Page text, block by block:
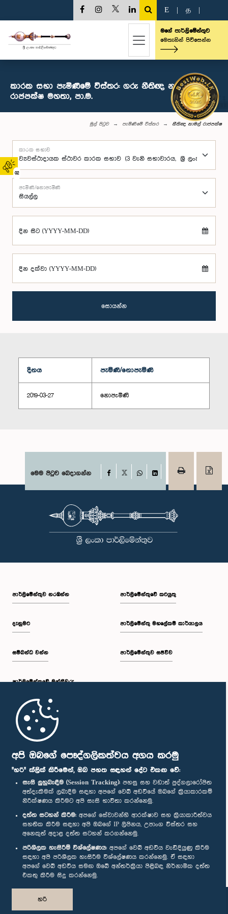
අපි ඔබගේ පෞද්ගලිකත්වය අගය කරමු
"හරි" ක්ලික් කිරීමෙන්, ඔබ පහත සඳහන් දේට එකඟ වේ:
සැසි ලුහුබැඳීම (Session Tracking): පහසු සහ වඩාත් පුද්ගලාරෝපිත
අත්දැකීමක් ලබාදීම සඳහා අපගේ වෙබ් අඩවියේ ඔබගේ ක්‍රියාකාරකම්
නිරීක්ෂණය කිරීමට අපි සැසි භාවිතා කරන්නෙමු.
දත්ත සටහන් කිරීම: අපගේ සේවාවන්හි ආරක්ෂාව සහ ක්‍රියාකාරීත්වය
සහතික කිරීම සඳහා අපි ඔබගේ IP ලිපිනය, උපාංග විස්තර සහ
අනෙකුත් අදාළ දත්ත සටහන් කරගන්නෙමු.
පරිශීලක හැසිරීම් විශ්ලේෂණය: අපගේ වෙබ් අඩවිය වැඩිදියුණු කිරීම
සඳහා අපි පරිශීලක හැසිරීම විශ්ලේෂණය කරන්නෙමු. ඒ සඳහා
අපගේ වෙබ් අඩවිය සමඟ ඔබේ අන්තර්ක්‍රියා පිළිබඳ නිර්නාමික දත්ත
එකතු කිරීම සිදු කරන්නෙමු.
හරි
02
E த
මගේ පාර්ලිමේන්තුව
මෙතැනින් පිවිසෙන්න
කාරක සභා පැමිණීමේ විස්තර: ගරු නීතිඥ නාමල්
රාජපක්ෂ මහතා, පා.ම.
මුල් පිටුව පැමිණීමේ විස්තර නීතිඥ නාමල් රාජපක්ෂ
කාරක සභාව
පැමිණි/නොපැමිණි
දින සිට (YYYY-MM-DD)
දින දක්වා (YYYY-MM-DD)
සොයන්න
දිනය පැමිණි/නොපැමිණි
2019-03-27 නොපැමිණි
මෙම පිටුව බෙදාගන්න Facebook
WhatsAppLinkedIn
පාර්ලි‌මේන්තුව නරඹන්න
දැනුමට
සම්බන්ධ වන්න
පාර්ලි‌මේන්තුවේ මන්ත්‍රීවරු
මුල් පිටුව
පාර්ලිමේන්තුවේ කටයුතු
පාර්ලිමේන්තු මහලේකම් කාර්යාලය
පාර්ලිමේන්තුව සජීවීව
පාර්ලිමේන්තු ජංගම යෙදුම
අප හා සම්බන්ධ වී සිටින්න :
සම්මාන
පෞද්ගලිකත්ව ප්‍රතිපත්තිය